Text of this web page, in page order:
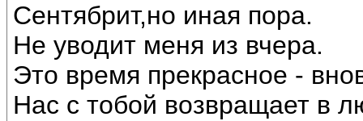
Сентябрит,но иная пора.
Не уводит меня из вчера.
Это время прекрасное -
Нас с тобой возвращает в